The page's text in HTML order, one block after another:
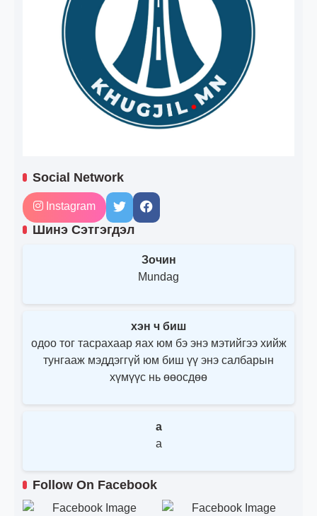
Social Network
Instagram
Шинэ Сэтгэгдэл
Зочин
Mundag
хэн ч биш
одоо тог тасрахаар яах юм бэ энэ мэтийгээ хийж
тунгааж мэддэггүй юм биш үү энэ салбарын
хүмүүс нь өөосдөө
a
a
Follow On Facebook